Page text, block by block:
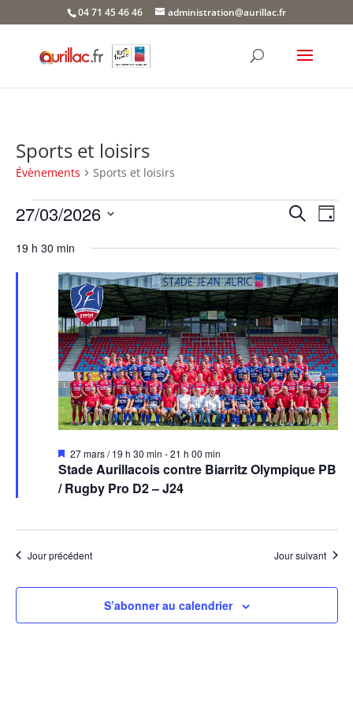
04 71 45 46 46 administration@aurillac.fr
Sports et loisirs
Évènements Sports et loisirs
Évènements
for
27
mars
2026
de
vues
Recherche
de
Jour
27/03/2026
une
date.
19 h 30 min
Stade Aurillacois contre Biarritz Olympique PB
/ Rugby Pro D2 – J24
Mis
en
avant
27 mars / 19 h 30 min -21 h 00 min
Jour précédent Jour suivant
S’abonner au calendrier